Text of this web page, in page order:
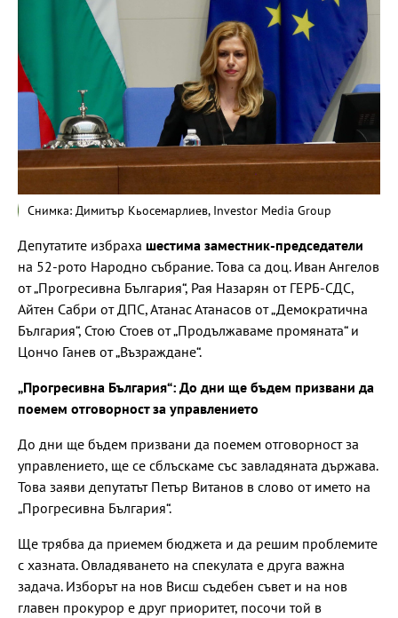
Снимка: Димитър Кьосемарлиев, Investor Media Group
Депутатите избраха шестима заместник-председатели
на 52-рото Народно събрание. Това са доц. Иван Ангелов
от „Прогресивна България“, Рая Назарян от ГЕРБ-СДС,
Айтен Сабри от ДПС, Атанас Атанасов от „Демократична
България“, Стою Стоев от „Продължаваме промяната“ и
Цончо Ганев от „Възраждане“.
„Прогресивна България“: До дни ще бъдем призвани да
поемем отговорност за управлението
До дни ще бъдем призвани да поемем отговорност за
управлението, ще се сблъскаме със завладяната държава.
Това заяви депутатът Петър Витанов в слово от името на
„Прогресивна България“.
Ще трябва да приемем бюджета и да решим проблемите
с хазната. Овладяването на спекулата е друга важна
задача. Изборът на нов Висш съдебен съвет и на нов
главен прокурор е друг приоритет, посочи той в